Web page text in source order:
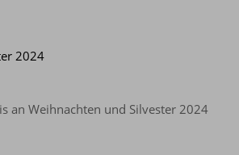
2024
an Weihnachten und Silvester 2024